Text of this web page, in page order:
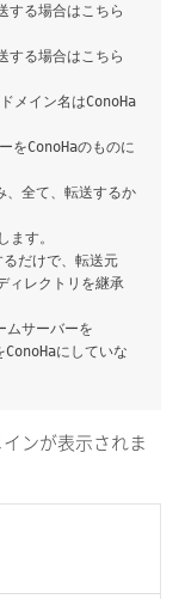
する場合はこちら
する場合はこちら
メイン名はConoHa
をConoHaのものに
、全て、転送するか
ます。
だけで、転送元
ィレクトリを継承
ムサーバーを
にしていな
ンが表示されま